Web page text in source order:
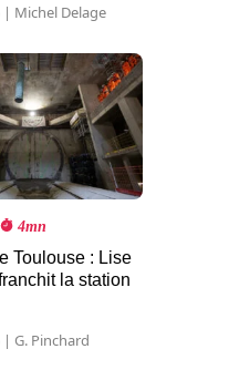
| Michel Delage
4mn
Toulouse : Lise
la station
| G. Pinchard